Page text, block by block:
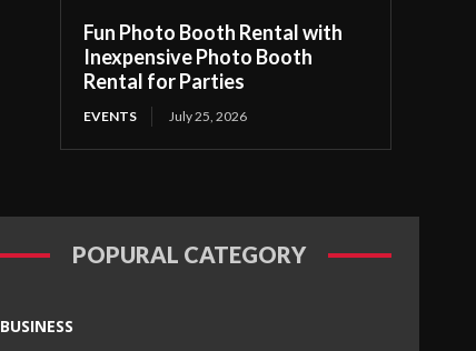
Fun Photo Booth Rental with
Inexpensive Photo Booth
Rental for Parties
EVENTS July 25, 2026
POPURAL CATEGORY
BUSINESS